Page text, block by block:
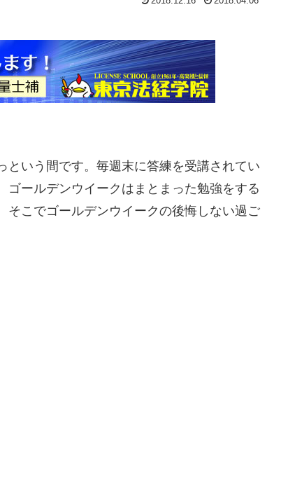
いう間です。毎週末に答練を受講されてい
ールデンウイークはまとまった勉強をする
そこでゴールデンウイークの後悔しない過ご